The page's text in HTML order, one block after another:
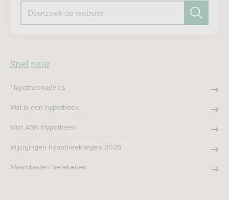
Doorzoek de website
Snel naar
Hypotheekadvies
Wat is een hypotheek
Mijn ASN Hypotheek
Wijzigingen hypotheekregels 2026
Maandlasten berekenen